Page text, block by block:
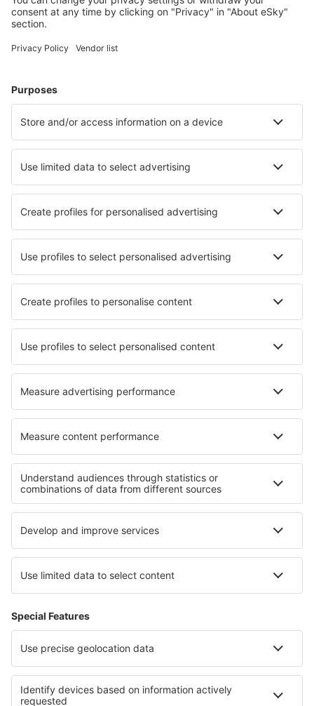
Cele mai căutate hoteluri de către utilizatorii eSky
Hoteluri în Cannes
Hoteluri în Frejus Hoteluri în Le Cap d`Agde
Hoteluri în La Tranche-sur-Mer Hoteluri în Le Barcares
Hoteluri în Narbonne Hoteluri în Les Sables-d`Olonne
Cele mai bune hoteluri - orașe
Hoteluri în Zbójna Hoteluri în Karibib Hoteluri în Tredos
Hoteluri în Sao Joao da Talha Hoteluri în Kirchen
Hoteluri în Dendermonde Hoteluri în Troy
Cele mai bune hoteluri - regiuni
Hoteluri în Normandia Hoteluri în Val d'Isère
Hoteluri în Ile-de-France Hoteluri în Valea Loirei
Hoteluri în regiunea Munților Jura
Hoteluri in Addo Elephant National Park Hoteluri în Paraguay